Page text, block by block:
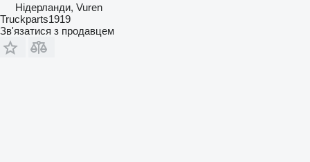
Нідерланди, Vuren
Truckparts1919
Зв'язатися з продавцем